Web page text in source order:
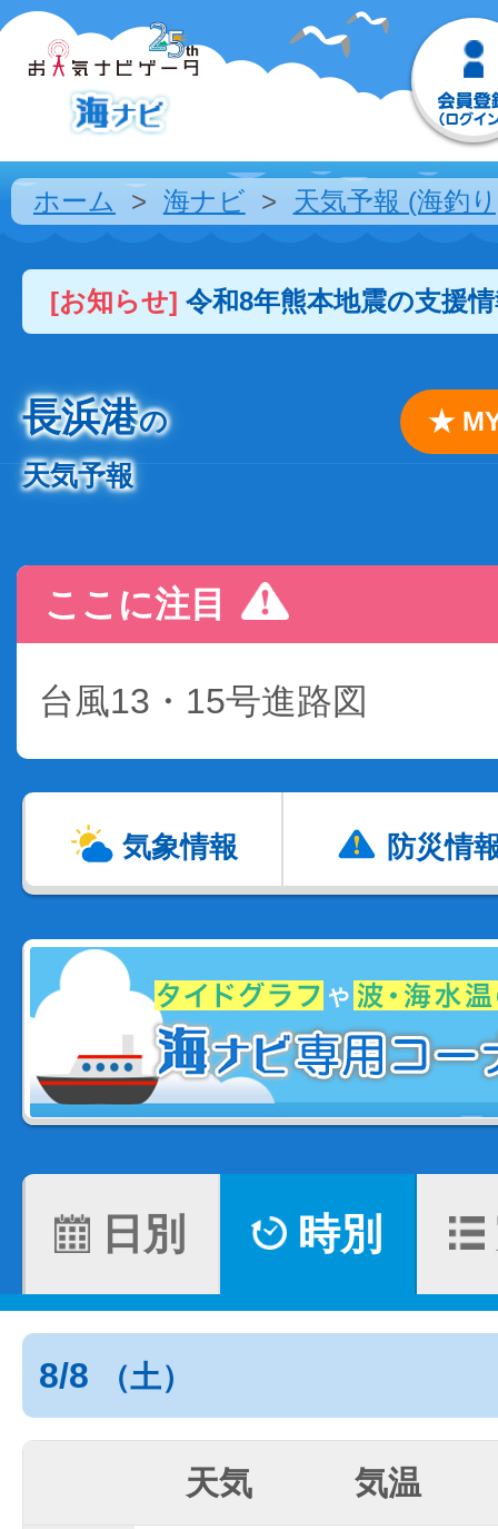
ホーム 海ナビ 天気予報 (海釣
[お知らせ] 令和8年熊本地震の支援
長浜港の
天気予報
★
ここに注目
台風13・15号進路図
気象情報 防災情
日別 時別
8/8 （土）
天気 気温